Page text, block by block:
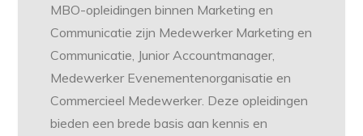
MBO-opleidingen binnen Marketing en
Communicatie zijn Medewerker Marketing en
Communicatie, Junior Accountmanager,
Medewerker Evenementenorganisatie en
Commercieel Medewerker. Deze opleidingen
bieden een brede basis aan kennis en